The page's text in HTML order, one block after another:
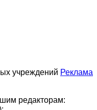
учреждений Реклама
редакторам: